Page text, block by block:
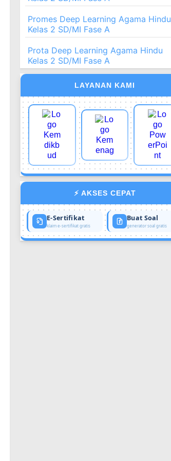
Promes Deep Learning Agama Hindu
Kelas 2 SD/MI Fase A
Prota Deep Learning Agama Hindu
Kelas 2 SD/MI Fase A
LAYANAN KAMI
⚡ AKSES CEPAT
E-Sertifikat
klaim e-sertifikat gratis
Buat Soal
generator soal gratis